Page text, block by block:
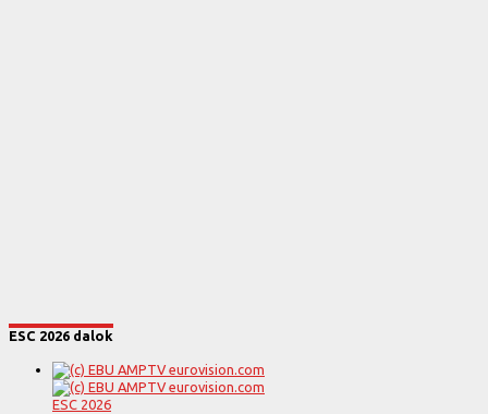
ESC 2026 dalok
ESC 2026